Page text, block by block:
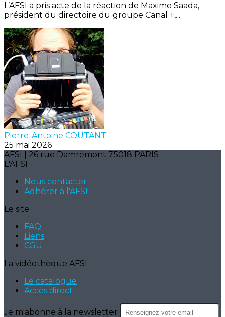
L’AFSI a pris acte de la réaction de Maxime Saada,
président du directoire du groupe Canal +,...
Pierre-Antoine COUTANT
25 mai 2026
AFSI | 26 rue Damrémont 75018 PARIS
L'AFSI
Nous contacter
Adhérer à l'AFSI
Le site
FAQ
Liens
CGU
La vidéothèque AFSI
Le catalogue
Accès direct
Je m'abonne à la newsletter